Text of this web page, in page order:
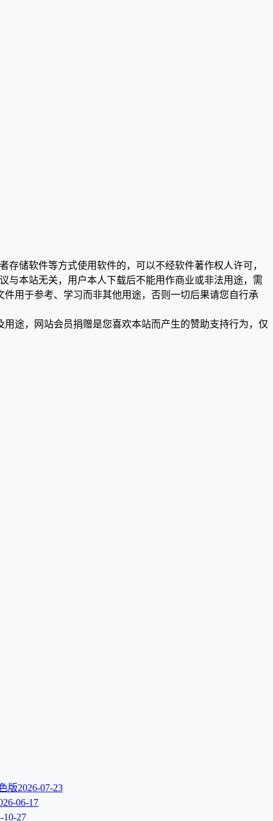
储软件等方式使用软件的，可以不经软件著作权人许可，
与本站无关，用户本人下载后不能用作商业或非法用途，需
用于参考、学习而非其他用途，否则一切后果请您自行承
途，网站会员捐赠是您喜欢本站而产生的赞助支持行为，仅
版2026-07-23
06-17
10-27